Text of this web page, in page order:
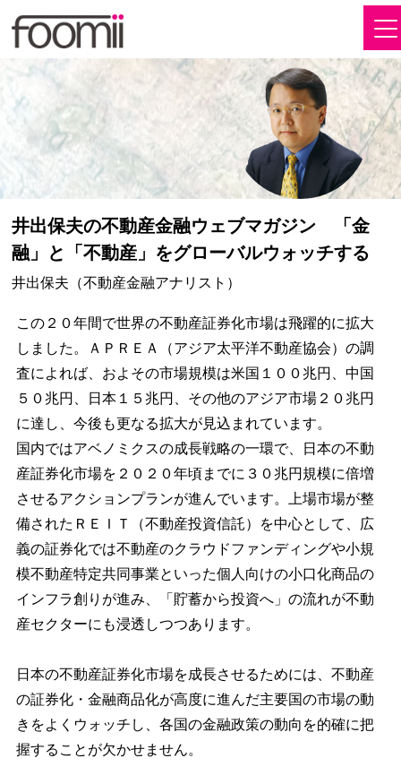
井出保夫の不動産金融ウェブマガジン 「金
融」と「不動産」をグローバルウォッチする
井出保夫（不動産金融アナリスト）
この２０年間で世界の不動産証券化市場は飛躍的に拡大
しました。ＡＰＲＥＡ（アジア太平洋不動産協会）の調
査によれば、およその市場規模は米国１００兆円、中国
５０兆円、日本１５兆円、その他のアジア市場２０兆円
に達し、今後も更なる拡大が見込まれています。
国内ではアベノミクスの成長戦略の一環で、日本の不動
産証券化市場を２０２０年頃までに３０兆円規模に倍増
させるアクションプランが進んでいます。上場市場が整
備されたＲＥＩＴ（不動産投資信託）を中心として、広
義の証券化では不動産のクラウドファンディングや小規
模不動産特定共同事業といった個人向けの小口化商品の
インフラ創りが進み、「貯蓄から投資へ」の流れが不動
産セクターにも浸透しつつあります。
日本の不動産証券化市場を成長させるためには、不動産
の証券化・金融商品化が高度に進んだ主要国の市場の動
きをよくウォッチし、各国の金融政策の動向を的確に把
握することが欠かせません。